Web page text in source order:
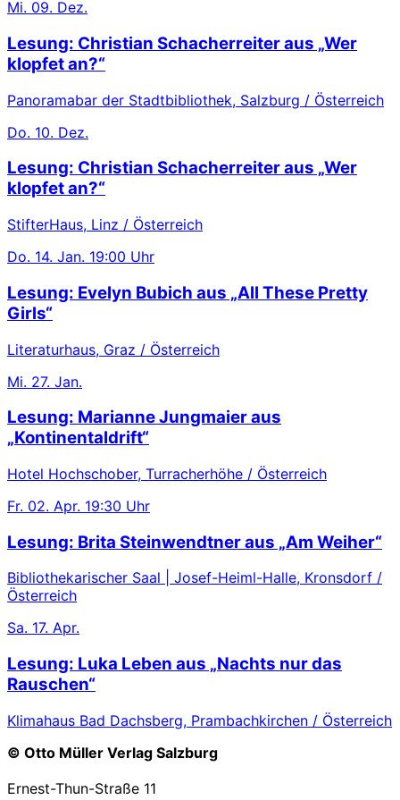
Mi. 09. Dez.
Lesung: Christian Schacherreiter aus „Wer
klopfet an?“
Panoramabar der Stadtbibliothek, Salzburg / Österreich
Do. 10. Dez.
Lesung: Christian Schacherreiter aus „Wer
klopfet an?“
StifterHaus, Linz / Österreich
Do. 14. Jan. 19:00 Uhr
Lesung: Evelyn Bubich aus „All These Pretty
Girls“
Literaturhaus, Graz / Österreich
Mi. 27. Jan.
Lesung: Marianne Jungmaier aus
„Kontinentaldrift“
Hotel Hochschober, Turracherhöhe / Österreich
Fr. 02. Apr. 19:30 Uhr
Lesung: Brita Steinwendtner aus „Am Weiher“
Bibliothekarischer Saal | Josef-Heiml-Halle, Kronsdorf /
Österreich
Sa. 17. Apr.
Lesung: Luka Leben aus „Nachts nur das
Rauschen“
Klimahaus Bad Dachsberg, Prambachkirchen / Österreich
© Otto Müller Verlag Salzburg
Ernest-Thun-Straße 11